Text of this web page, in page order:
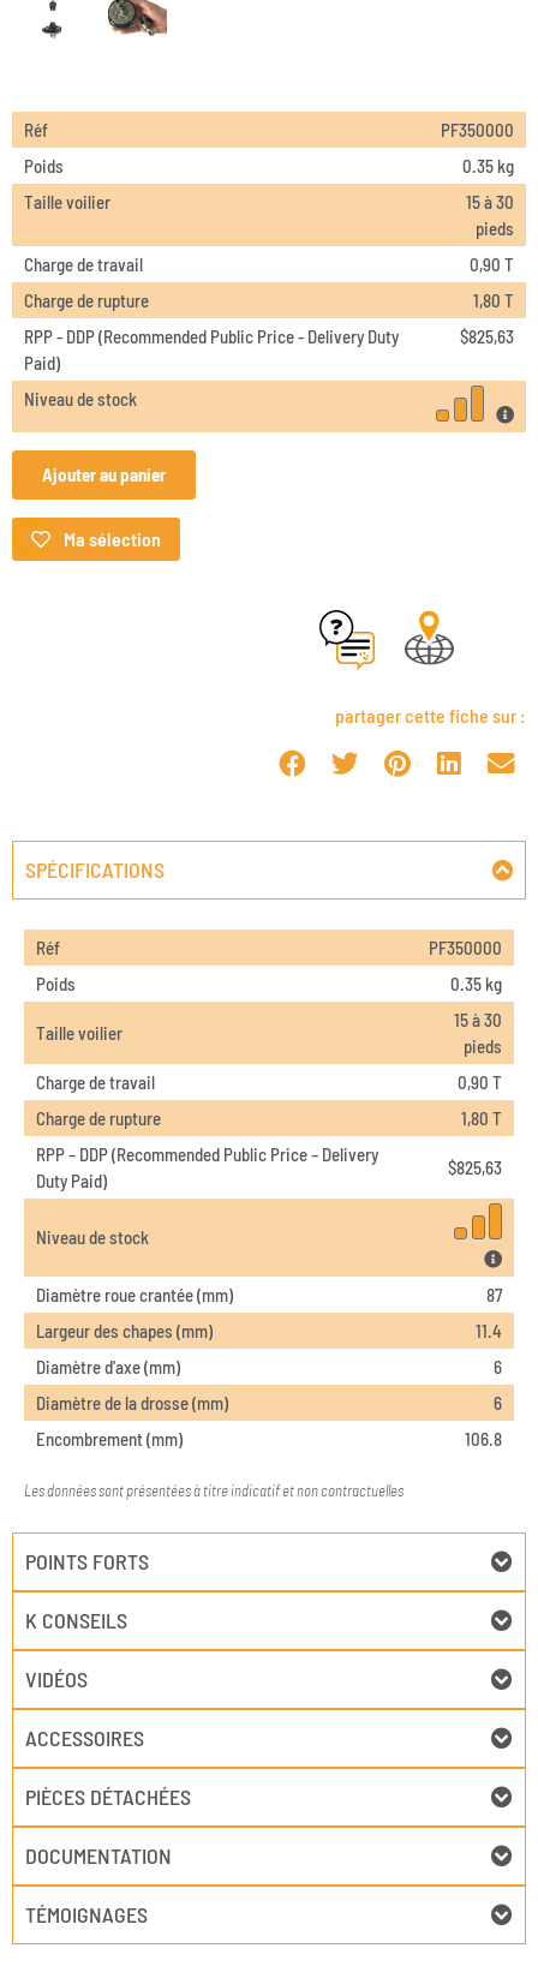
Réf
PF350000
Poids
0.35 kg
Taille voilier
15 à 30
pieds
Charge de travail
0,90 T
Charge de rupture
1,80 T
RPP - DDP (Recommended Public Price - Delivery Duty
Paid)
$825,63
Niveau de stock
Ajouter au panier
Ma sélection
partager cette fiche sur :
SPÉCIFICATIONS
Réf
PF350000
Poids
0.35 kg
Taille voilier
15 à 30
pieds
Charge de travail
0,90 T
Charge de rupture
1,80 T
RPP – DDP (Recommended Public Price – Delivery
Duty Paid)
$825,63
Niveau de stock
Diamètre roue crantée (mm)
87
Largeur des chapes (mm)
11.4
Diamètre d'axe (mm)
6
Diamètre de la drosse (mm)
6
Encombrement (mm)
106.8
Les données sont présentées à titre indicatif et non contractuelles
POINTS FORTS
K CONSEILS
VIDÉOS
ACCESSOIRES
PIÈCES DÉTACHÉES
DOCUMENTATION
TÉMOIGNAGES